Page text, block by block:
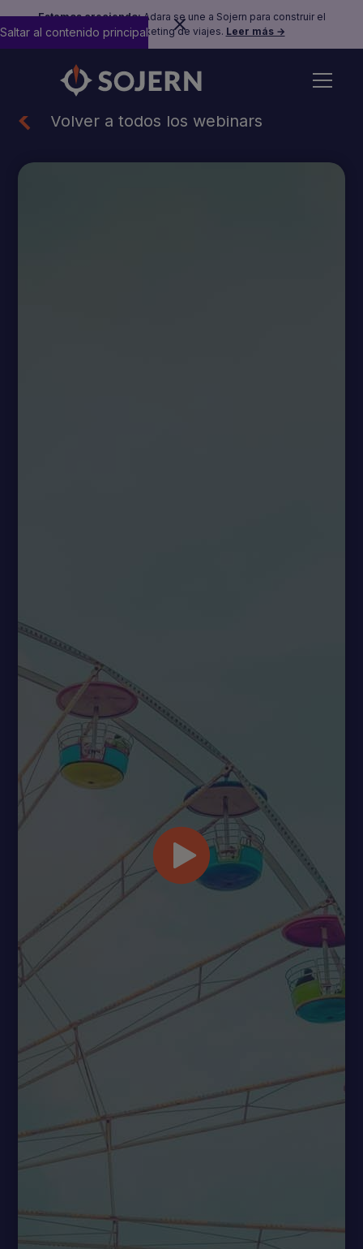
Estamos creciendo:Adara se une a Sojern para construir el
futuro del marketing de viajes. Leer más →
Saltar al contenido principal
Volver a todos los webinars